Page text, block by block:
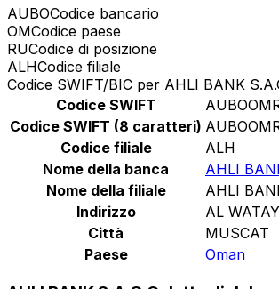
AUBOCodice bancario
OMCodice paese
RUCodice di posizione
ALHCodice filiale
Codice SWIFT/BIC per AHLI BANK
Codice SWIFT
Codice SWIFT (8 caratteri)
Codice filiale
ALH
Nome della banca
AHLI
Nome della filiale
AHLI
Indirizzo
AL
Città
MUSCAT
Paese
Oman